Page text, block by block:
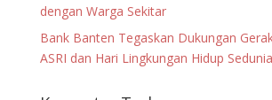
dengan Warga Sekitar
Bank Banten Tegaskan Dukungan
ASRI dan Hari Lingkungan Hidup Sedunia